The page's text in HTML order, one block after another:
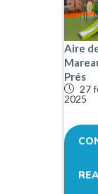
Aire
Prés
27
2025